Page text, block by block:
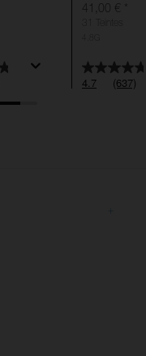
4.7 (637)
41,00 € *